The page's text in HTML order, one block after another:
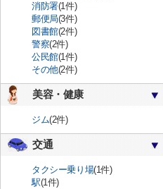
消防署(1件)
郵便局(3件)
図書館(2件)
警察(2件)
公民館(1件)
その他(2件)
美容・健康
ジム(2件)
交通
タクシー乗り場(1件)
駅(1件)